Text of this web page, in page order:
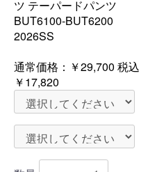
ツ テーパードパンツ
BUT6100-BUT6200
2026SS
通常価格： ￥29,700 税込
￥17,820